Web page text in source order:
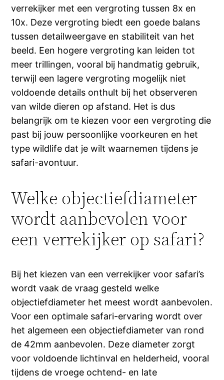
verrekijker met een vergroting tussen 8x en
10x. Deze vergroting biedt een goede balans
tussen detailweergave en stabiliteit van het
beeld. Een hogere vergroting kan leiden tot
meer trillingen, vooral bij handmatig gebruik,
terwijl een lagere vergroting mogelijk niet
voldoende details onthult bij het observeren
van wilde dieren op afstand. Het is dus
belangrijk om te kiezen voor een vergroting die
past bij jouw persoonlijke voorkeuren en het
type wildlife dat je wilt waarnemen tijdens je
safari-avontuur.
Welke objectiefdiameter
wordt aanbevolen voor
een verrekijker op safari?
Bij het kiezen van een verrekijker voor safari’s
wordt vaak de vraag gesteld welke
objectiefdiameter het meest wordt aanbevolen.
Voor een optimale safari-ervaring wordt over
het algemeen een objectiefdiameter van rond
de 42mm aanbevolen. Deze diameter zorgt
voor voldoende lichtinval en helderheid, vooral
tijdens de vroege ochtend- en late